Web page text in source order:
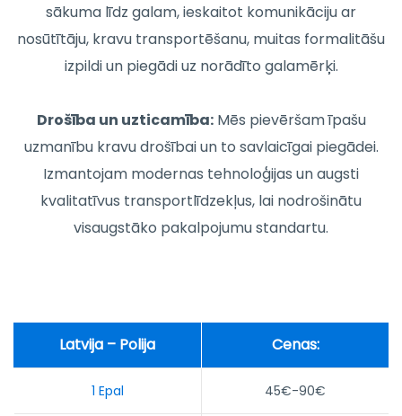
sākuma līdz galam, ieskaitot komunikāciju ar
nosūtītāju, kravu transportēšanu, muitas formalitāšu
izpildi un piegādi uz norādīto galamērķi.
Drošība un uzticamība:Mēs pievēršam īpašu
uzmanību kravu drošībai un to savlaicīgai piegādei.
Izmantojam modernas tehnoloģijas un augsti
kvalitatīvus transportlīdzekļus, lai nodrošinātu
visaugstāko pakalpojumu standartu.
Latvija – Polija Cenas:
1 Epal 45€-90€